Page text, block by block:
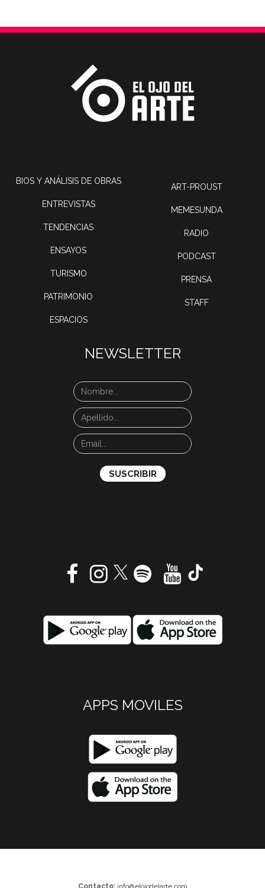
BIOS Y ANÁLISIS DE OBRAS
ENTREVISTAS
TENDENCIAS
ENSAYOS
TURISMO
PATRIMONIO
ESPACIOS
ART-PROUST
MEMESUNDA
RADIO
PODCAST
PRENSA
STAFF
NEWSLETTER
APPS MOVILES
Contacto: info@elojodelarte.com